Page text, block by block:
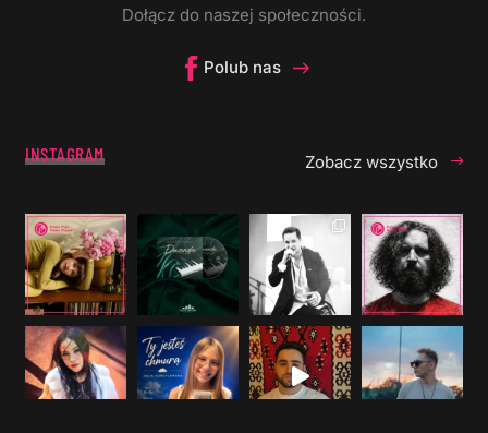
Dołącz do naszej społeczności.
Polub nas
INSTAGRAM Zobacz wszystko